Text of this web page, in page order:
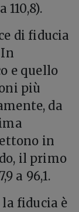
110,8).
di fiducia
e quello
più
da
in
il primo
a 96,1.
fiducia è